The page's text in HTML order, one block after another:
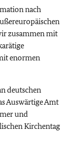
nach
zusammen mit
enormen
deutschen
Auswärtige Amt
und
Kirchentag